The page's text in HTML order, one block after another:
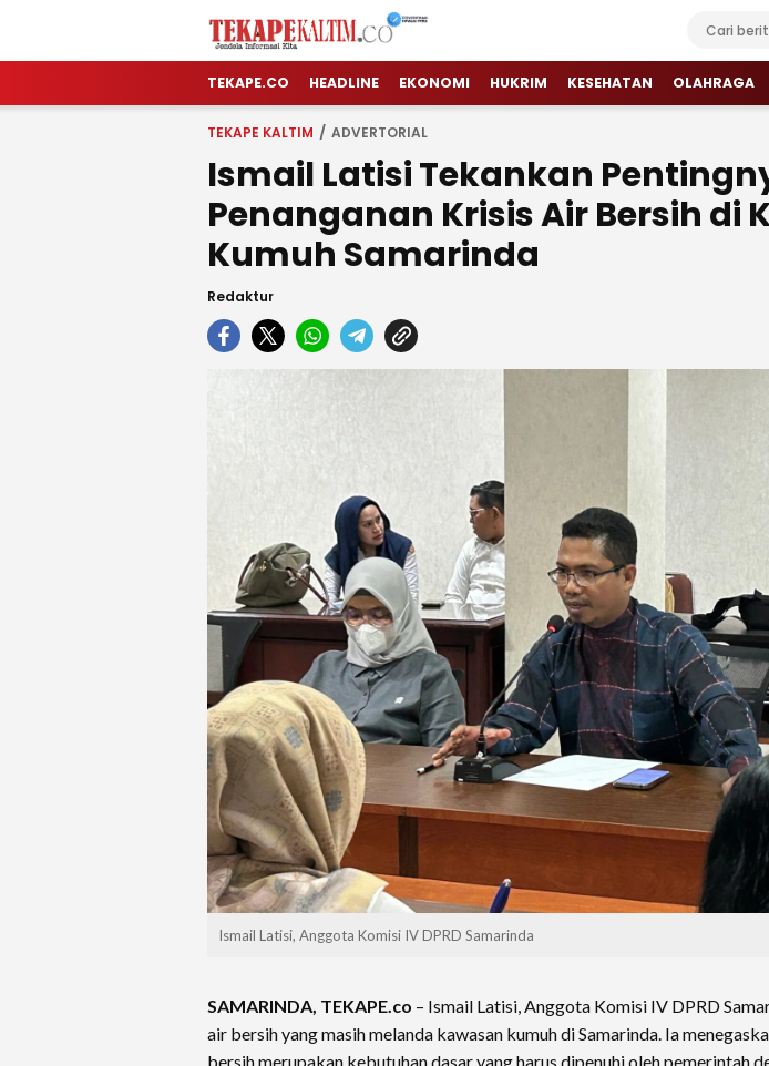
TEKAPE KALTIM
Jendela Informasi Kita
TEKAPE.CO HEADLINE EKONOMI HUKRIM KESEHATAN OLAHRAGA
TEKAPE KALTIM ADVERTORIAL
Ismail Latisi Tekankan
Penanganan Krisis Air Bersih di
Kumuh Samarinda
Redaktur
Ismail Latisi, Anggota Komisi IV DPRD Samarinda
SAMARINDA, TEKAPE.co – Ismail Latisi, Anggota Komisi IV DPRD
air bersih yang masih melanda kawasan kumuh di Samarinda. Ia
bersih merupakan kebutuhan dasar yang harus dipenuhi oleh pemerintah